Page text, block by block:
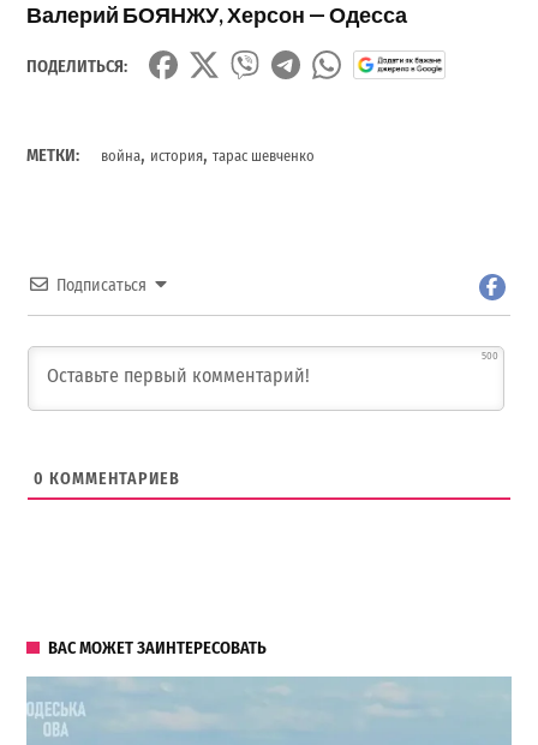
Валерий БОЯНЖУ, Херсон — Одесса
ПОДЕЛИТЬСЯ:
МЕТКИ: война, история,тарас шевченко
Подписаться
500
0 КОММЕНТАРИЕВ
ВАС МОЖЕТ ЗАИНТЕРЕСОВАТЬ